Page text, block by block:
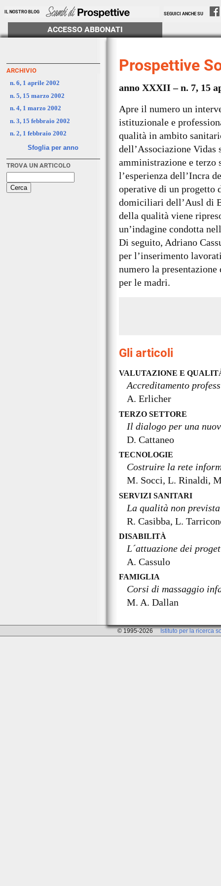
IL NOSTRO BLOG SEGUICI ANCHE SU
ACCESSO ABBONATI
Prospettive
anno XXXII – n. 7, 15
Apre il numero un
istituzionale e
qualità in ambito
dell’Associazione
amministrazione e terzo
l’esperienza dell’Incra
operative di un progetto
domiciliari dell’Ausl di
della qualità viene
un’indagine condotta
Di seguito, Adriano
per l’inserimento
numero la
per le madri.
Gli articoli
VALUTAZIONE E
Accreditamento
A. Erlicher
TERZO SETTORE
Il dialogo per una
D. Cattaneo
TECNOLOGIE
Costruire la rete
M. Socci, L. Rinaldi,
SERVIZI SANITARI
La qualità non prevista
R. Casibba, L.
DISABILITÀ
L´attuazione dei
A. Cassulo
FAMIGLIA
Corsi di massaggio
M. A. Dallan
ARCHIVIO
n. 6, 1 aprile 2002
n. 5, 15 marzo 2002
n. 4, 1 marzo 2002
n. 3, 15 febbraio 2002
n. 2, 1 febbraio 2002
Sfoglia per anno
TROVA UN ARTICOLO
© 1995-2026 Istituto per la ricerca